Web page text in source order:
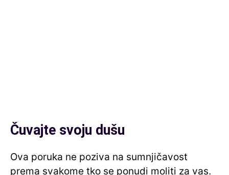
Čuvajte svoju dušu
Ova poruka ne poziva na sumnjičavost
prema svakome tko se ponudi moliti za vas.